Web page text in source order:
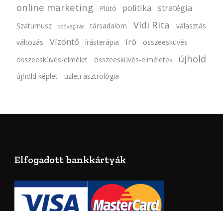
online marketing Plútó politika stratégia
Szaturnusz szövegírás társadalom Vidi Rita
választás
változás
Vízöntő írásterápia író
összeesküvés
összeesküvés-elmélet
összeesküvés-elméletek újhold
újhold képlet üzleti asztrológia
Elfogadott bankkártyák